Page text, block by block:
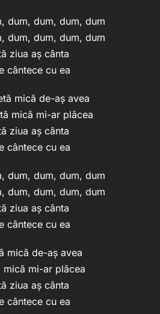
dum, dum, dum, dum
dum, dum, dum, dum
ziua aș cânta
cântece cu ea
mică de-aș avea
mică mi-ar plăcea
ziua aș cânta
cântece cu ea
dum, dum, dum, dum
dum, dum, dum, dum
ziua aș cânta
cântece cu ea
mică de-aș avea
mică mi-ar plăcea
ziua aș cânta
cântece cu ea